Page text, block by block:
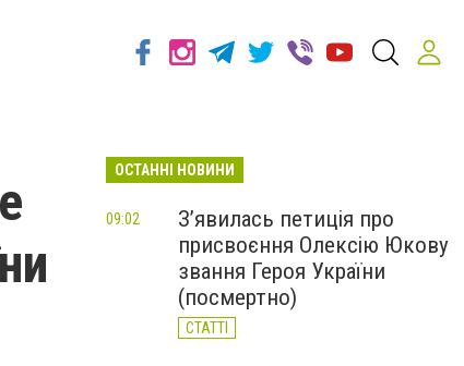
ОСТАННІ НОВИНИ
З’явилась петиція про
присвоєння Олексію Юкову
звання Героя України
(посмертно)
СТАТТІ
09:02